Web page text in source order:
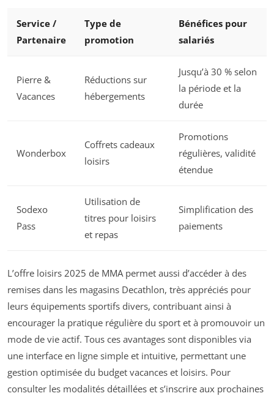
Service /
Partenaire
Type de
promotion
Bénéfices pour
salariés
Pierre &
Vacances
Réductions sur
hébergements
Jusqu’à 30 % selon
la période et la
durée
Wonderbox
Coffrets cadeaux
loisirs
Promotions
régulières, validité
étendue
Sodexo
Pass
Utilisation de
titres pour loisirs
et repas
Simplification des
paiements
L’offre loisirs 2025 de MMA permet aussi d’accéder à des
remises dans les magasins Decathlon, très appréciés pour
leurs équipements sportifs divers, contribuant ainsi à
encourager la pratique régulière du sport et à promouvoir un
mode de vie actif. Tous ces avantages sont disponibles via
une interface en ligne simple et intuitive, permettant une
gestion optimisée du budget vacances et loisirs. Pour
consulter les modalités détaillées et s’inscrire aux prochaines